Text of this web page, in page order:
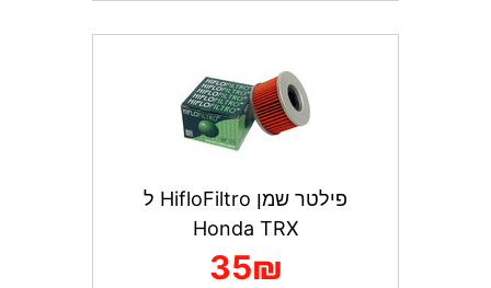
פילטר שמן HifloFiltro ל
Honda TRX
35₪